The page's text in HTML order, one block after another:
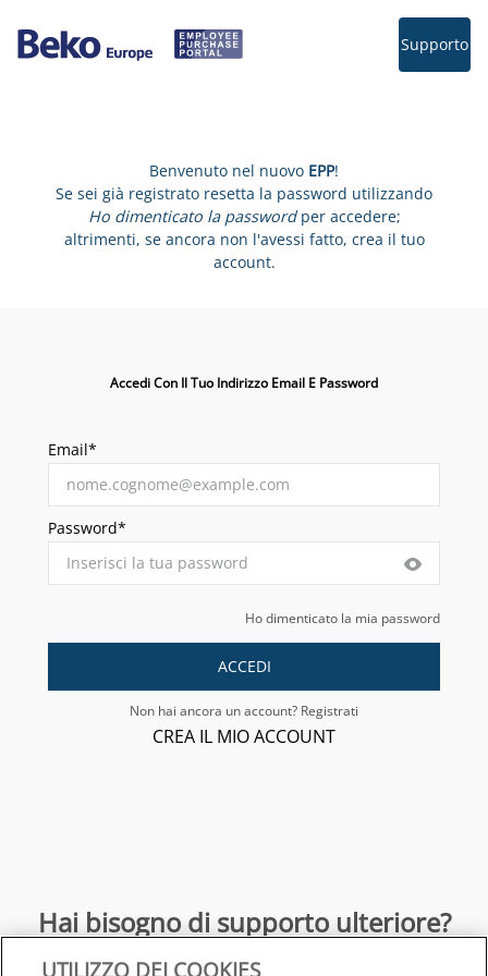
Supporto
Benvenuto nel nuovo EPP!
Se sei già registrato resetta la password utilizzando
Ho dimenticato la passwordper accedere;
altrimenti, se ancora non l'avessi fatto, crea il tuo
account.
Accedi Con Il Tuo Indirizzo Email E Password
Email*
Password*
Ho dimenticato la mia password
ACCEDI
Non hai ancora un account? Registrati
CREA IL MIO ACCOUNT
Hai bisogno di supporto ulteriore?
UTILIZZO DEI COOKIES